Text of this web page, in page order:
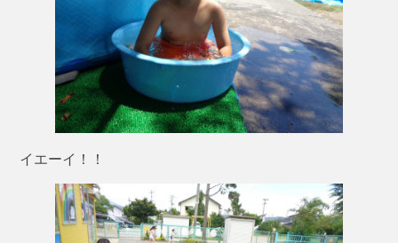
イエーイ！！